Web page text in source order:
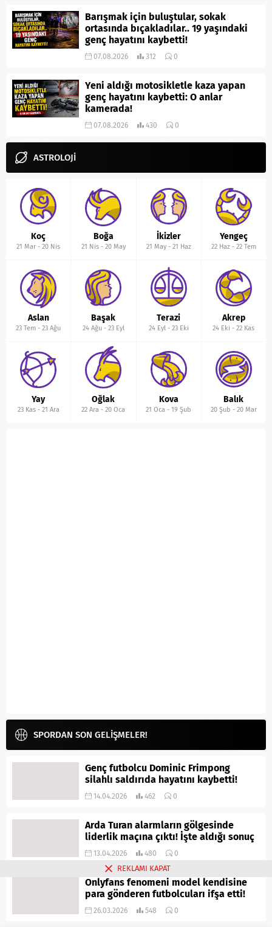
Barışmak için buluştular, sokak
ortasında bıçakladılar.. 19 yaşındaki
genç hayatını kaybetti!
07.08.2026 312 0
Yeni aldığı motosikletle kaza yapan
genç hayatını kaybetti: O anlar
kamerada!
07.08.2026 430 0
ASTROLOJİ
Koç
21 Mar -20 Nis
Boğa
21 Nis- 20 May
İkizler
21 May- 21 Haz
Yengeç
22 Haz- 22 Tem
Aslan
23 Tem -23 Ağu
Başak
24 Ağu- 23 Eyl
Terazi
24 Eyl- 23 Eki
Akrep
24 Eki -22 Kas
Yay
23 Kas- 21 Ara
Oğlak
22 Ara -20 Oca
Kova
21 Oca -19 Şub
Balık
20 Şub - 20 Mar
SPORDAN SON GELİŞMELER!
Genç futbolcu Dominic Frimpong
silahlı saldırıda hayatını kaybetti!
14.04.2026 462 0
Arda Turan alarmların gölgesinde
liderlik maçına çıktı! İşte aldığı sonuç
13.04.2026 480 0
Onlyfans fenomeni model kendisine
para gönderen futbolcuları ifşa etti!
26.03.2026 548 0
REKLAMI KAPAT